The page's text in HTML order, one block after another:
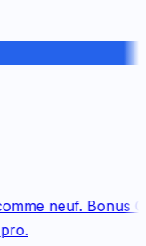
neuf. Bonus